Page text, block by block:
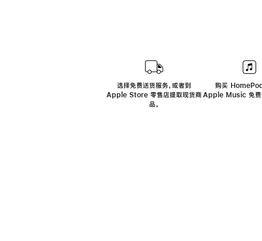
选择免费送货服务，或者到
Apple Store 零售店提取现货商
品。
购买
Apple Music 免费